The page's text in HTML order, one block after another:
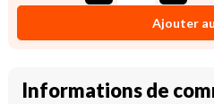
Ajouter
Informations de